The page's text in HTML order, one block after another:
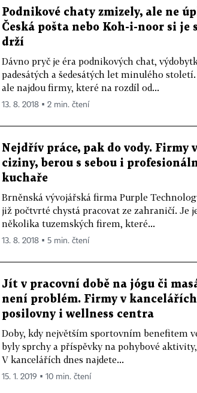
Podnikové chaty zmizely, ale ne
Česká pošta nebo Koh-i-noor si je
drží
Dávno pryč je éra podnikových chat,
padesátých a šedesátých let minulého století.
ale najdou firmy, které na rozdíl od...
13. 8. 2018 ▪ 2 min. čtení
Nejdřív práce, pak do vody. Firmy
ciziny, berou s sebou i
kuchaře
Brněnská vývojářská firma Purple
již počtvrté chystá pracovat ze zahraničí. Je
několika tuzemských firem, které...
13. 8. 2018 ▪ 5 min. čtení
Jít v pracovní době na jógu či
není problém. Firmy v
posilovny i wellness centra
Doby, kdy největším sportovním benefitem
byly sprchy a příspěvky na pohybové
V kancelářích dnes najdete...
15. 1. 2019 ▪ 10 min. čtení